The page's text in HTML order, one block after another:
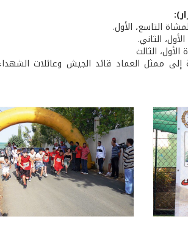
التاسع، الأول.
الثاني.
الثالث
إلى ممثل العماد قائد الجيش وعائلات